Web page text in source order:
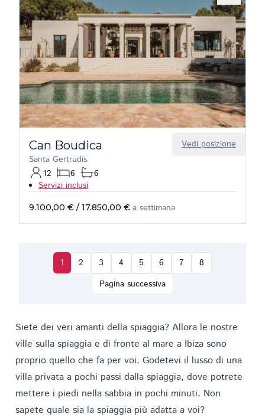
Vedi posizione
Can Boudica
Santa Gertrudis
12
6
6
Servizi inclusi
9.100,00 € / 17.850,00 € a settimana
1 2 3 4 5 6 7
8
Pagina successiva
Siete dei veri amanti della spiaggia? Allora le nostre
ville sulla spiaggia e di fronte al mare a Ibiza sono
proprio quello che fa per voi. Godetevi il lusso di una
villa privata a pochi passi dalla spiaggia, dove potrete
mettere i piedi nella sabbia in pochi minuti. Non
sapete quale sia la spiaggia più adatta a voi?